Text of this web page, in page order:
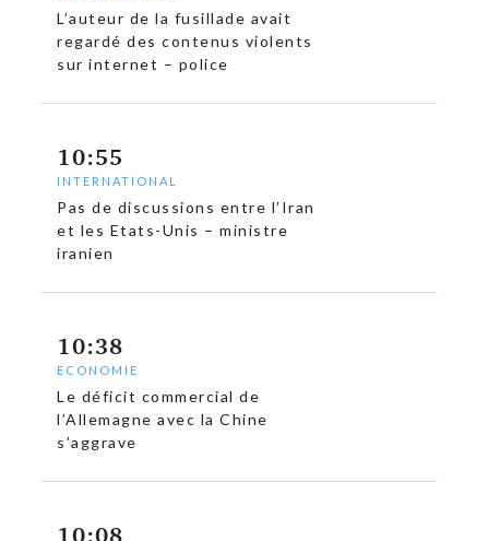
L’auteur de la fusillade avait
regardé des contenus violents
sur internet – police
10:55
INTERNATIONAL
Pas de discussions entre l’Iran
et les Etats-Unis – ministre
iranien
10:38
ECONOMIE
Le déficit commercial de
l’Allemagne avec la Chine
s’aggrave
10:08